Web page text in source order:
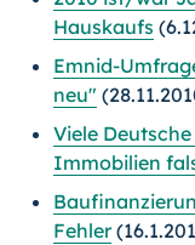
Hauskaufs
Emnid-
neu"
Viele
Immobilien
Fehler